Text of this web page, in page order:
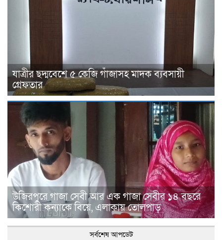
যাত্রীর ছদ্মবেশে ৫ কেজি গাঁজাসহ মাদক ব্যবসায়ী
গ্রেফতার
উজিরপুরে গাজা সেবী আর এক গাজা সেবীর ১৪ বছরে
কিশোরী কন্যাকে বিয়ে, এলাকায় তোলপাড়
সর্বশেষ আপডেট